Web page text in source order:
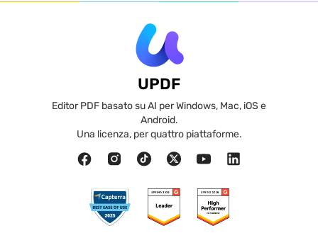
UPDF
Editor PDF basato su AI per Windows, Mac, iOS e
Android.
Una licenza, per quattro piattaforme.